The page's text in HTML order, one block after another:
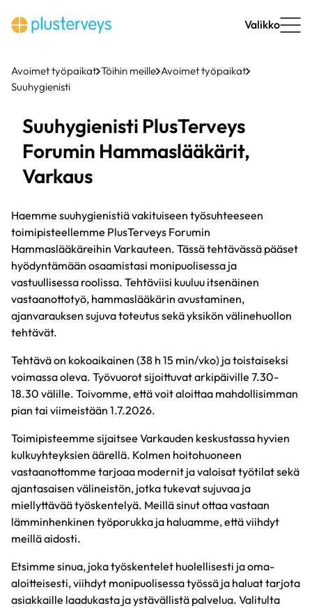
sisältöön
Valikko
Avoimet työpaikat Töihin meille Avoimet työpaikat
Suuhygienisti
Suuhygienisti PlusTerveys
Forumin Hammaslääkärit,
Varkaus
Haemme suuhygienistiä vakituiseen työsuhteeseen
toimipisteellemme PlusTerveys Forumin
Hammaslääkäreihin Varkauteen. Tässä tehtävässä pääset
hyödyntämään osaamistasi monipuolisessa ja
vastuullisessa roolissa. Tehtäviisi kuuluu itsenäinen
vastaanottotyö, hammaslääkärin avustaminen,
ajanvarauksen sujuva toteutus sekä yksikön välinehuollon
tehtävät.
Tehtävä on kokoaikainen (38 h 15 min/vko) ja toistaiseksi
voimassa oleva. Työvuorot sijoittuvat arkipäiville 7.30-
18.30 välille. Toivomme, että voit aloittaa mahdollisimman
pian tai viimeistään 1.7.2026.
Toimipisteemme sijaitsee Varkauden keskustassa hyvien
kulkuyhteyksien äärellä. Kolmen hoitohuoneen
vastaanottomme tarjoaa modernit ja valoisat työtilat sekä
ajantasaisen välineistön, jotka tukevat sujuvaa ja
miellyttävää työskentelyä. Meillä sinut ottaa vastaan
lämminhenkinen työporukka ja haluamme, että viihdyt
meillä aidosti.
Etsimme sinua, joka työskentelet huolellisesti ja oma-
aloitteisesti, viihdyt monipuolisessa työssä ja haluat tarjota
asiakkaille laadukasta ja ystävällistä palvelua. Valitulta